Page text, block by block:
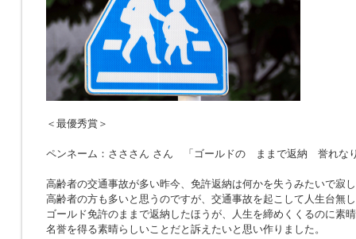
＜最優秀賞＞
ペンネーム：さささん さん 「ゴールドの ままで返納 誉れな
高齢者の交通事故が多い昨今、免許返納は何かを失うみたいで寂
高齢者の方も多いと思うのですが、交通事故を起こして人生台無
ゴールド免許のままで返納したほうが、人生を締めくくるのに素
名誉を得る素晴らしいことだと訴えたいと思い作りました。